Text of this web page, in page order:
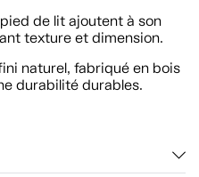
de lit ajoutent à son
texture et dimension.
naturel, fabriqué en bois
durabilité durables.